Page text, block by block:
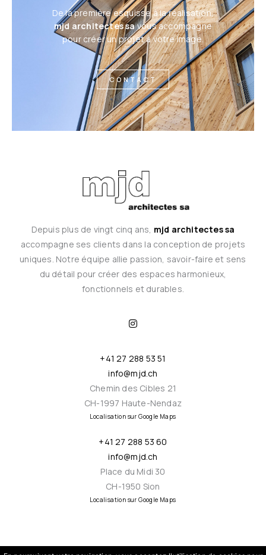
De la première esquisse à la réalisation,
mjd architectes savous accompagne
pour créer un projet à votre image.
CONTACT
Depuis plus de vingt cinq ans, mjd architectes sa
accompagne ses clients dans la conception de projets
uniques. Notre équipe allie passion, savoir-faire et sens
du détail pour créer des espaces harmonieux,
fonctionnels et durables.
n
s
g
r
a
m
+41 27 288 53 51
info@mjd.ch
Chemin des Cibles 21
CH-1997 Haute-Nendaz
Localisation sur Google Maps
+41 27 288 53 60
info@mjd.ch
Place du Midi 30
CH-1950 Sion
Localisation sur Google Maps
Copyright © . Tous droits réservés.